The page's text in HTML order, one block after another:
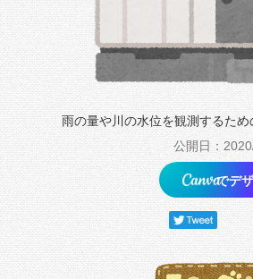
雨の量や川の水位を観測するため
公開日：
でデ